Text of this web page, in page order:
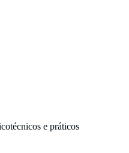
e práticos